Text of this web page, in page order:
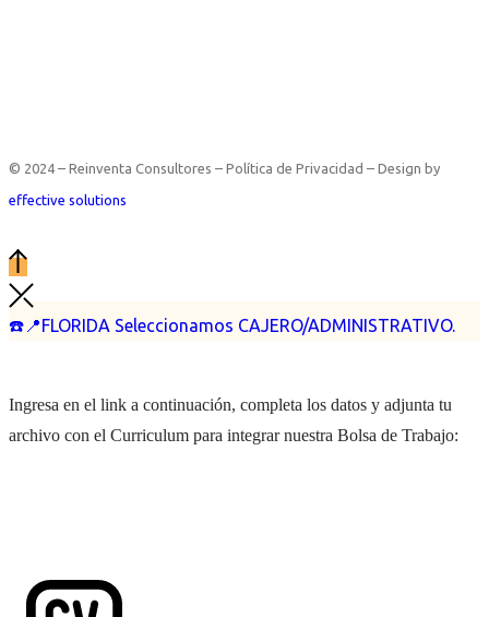
☎️📍FLORIDA Seleccionamos CAJERO/ADMINISTRATIVO.
© 2024 – Reinventa Consultores – Política de Privacidad – Design by
effective solutions
Ingresa en el link a continuación, completa los datos y adjunta tu
archivo con el Curriculum para integrar nuestra Bolsa de Trabajo: